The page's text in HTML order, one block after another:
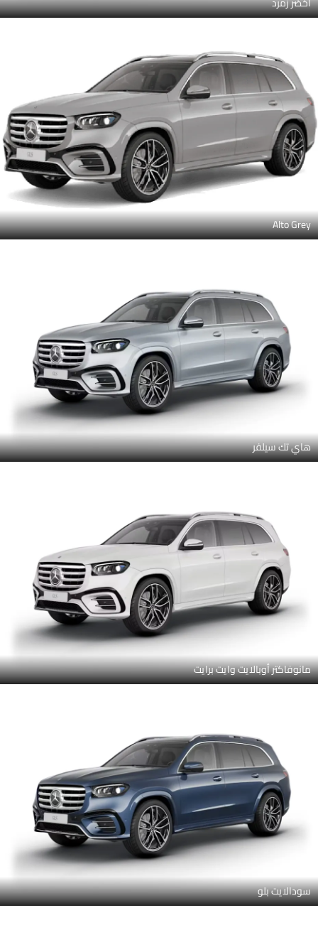
Alto Grey
هاي تك سيلفر
مانوفاكتر أوبالايت وايت برايت
سودالايت بلو